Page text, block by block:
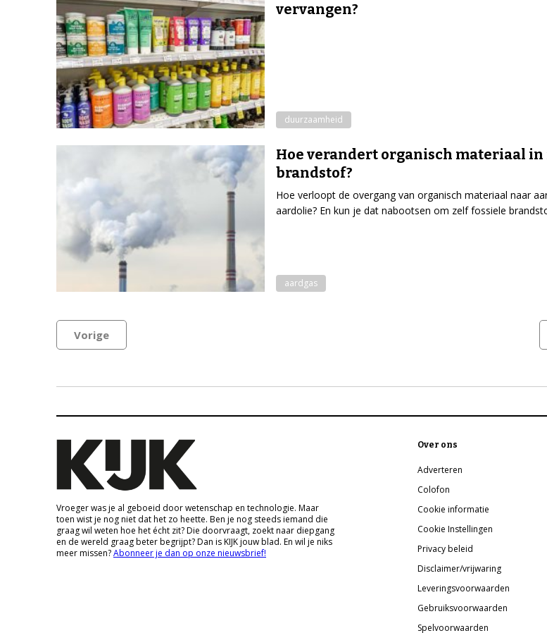
vervangen?
duurzaamheid
Hoe verandert organisch materiaal in
brandstof?
Hoe verloopt de overgang van organisch materiaal naar
aardolie? En kun je dat nabootsen om zelf fossiele
aardgas
Vorige
Vroeger was je al geboeid door wetenschap en technologie. Maar
toen wist je nog niet dat het zo heette. Ben je nog steeds iemand die
graag wil weten hoe het écht zit? Die doorvraagt, zoekt naar diepgang
en de wereld graag beter begrijpt? Dan is KIJK jouw blad. En wil je niks
meer missen?Abonneer je dan op onze nieuwsbrief!
Over ons
Adverteren
Colofon
Cookie informatie
Cookie Instellingen
Privacy beleid
Disclaimer/vrijwaring
Leveringsvoorwaarden
Gebruiksvoorwaarden
Spelvoorwaarden